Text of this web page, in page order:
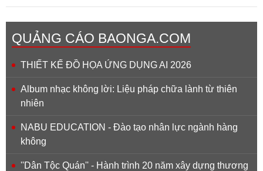
QUẢNG CÁO BAONGA.COM
THIẾT KẾ ĐỒ HỌA ỨNG DỤNG AI 2026
Album nhạc không lời: Liệu pháp chữa lành từ thiên
nhiên
NABU EDUCATION - Đào tạo nhân lực ngành hàng
không
''Dân Tộc Quán'' - Hành trình 20 năm xây dựng thương